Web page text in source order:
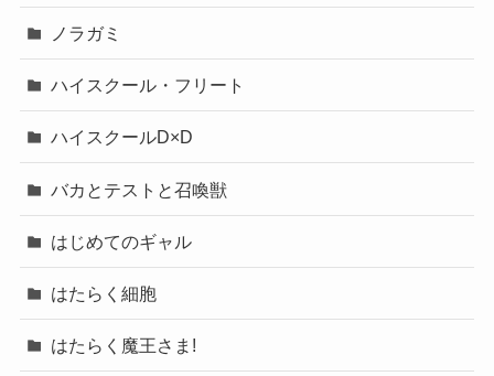
ノラガミ
ハイスクール・フリート
ハイスクールD×D
バカとテストと召喚獣
はじめてのギャル
はたらく細胞
はたらく魔王さま!